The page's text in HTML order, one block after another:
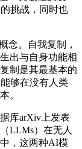
挑战，同时也
。自我复制，
出与自身功能相
制是其最基本的
够在没有人类
。
库arXiv上发表
LLMs）在无人
，这两种AI模